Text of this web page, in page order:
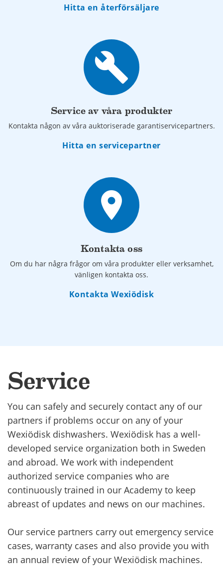
Hitta en återförsäljare
build
Service av våra produkter
Kontakta någon av våra auktoriserade garantiservicepartners.
Hitta en servicepartner
place
Kontakta oss
Om du har några frågor om våra produkter eller verksamhet,
vänligen kontakta oss.
Kontakta Wexiödisk
Service
You can safely and securely contact any of our
partners if problems occur on any of your
Wexiödisk dishwashers. Wexiödisk has a well-
developed service organization both in Sweden
and abroad. We work with independent
authorized service companies who are
continuously trained in our Academy to keep
abreast of updates and news on our machines.
Our service partners carry out emergency service
cases, warranty cases and also provide you with
an annual review of your Wexiödisk machines.